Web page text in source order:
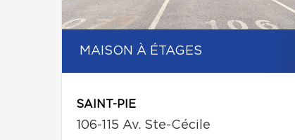
MAISON À ÉTAGES
SAINT-PIE
106-115 Av. Ste-Cécile